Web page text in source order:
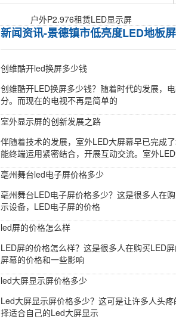
户外P2.976租赁LED显示屏
新闻资讯-景德镇市低亮度LED地板
创维酷开led换屏多少钱
创维酷开LED换屏多少钱？随着时代的发展，
分。而现在的电视不再是简单的
室外显示屏的创新发展之路
伴随着技术的发展，室外LED大屏幕早已完成
能终端运用紧密结合，开展互动交流。室外
亳州舞台led电子屏价格多少
亳州舞台LED电子屏价格多少？这是很多人在
示设备，LED电子屏的价格
led屏的价格怎么样
LED屏的价格怎么样？这是很多人在购买LED
屏幕的价格和一些影响
led大屏显示屏价格多少
Led大屏显示屏价格多少？这可是让许多人头
择适合自己的Led大屏显示